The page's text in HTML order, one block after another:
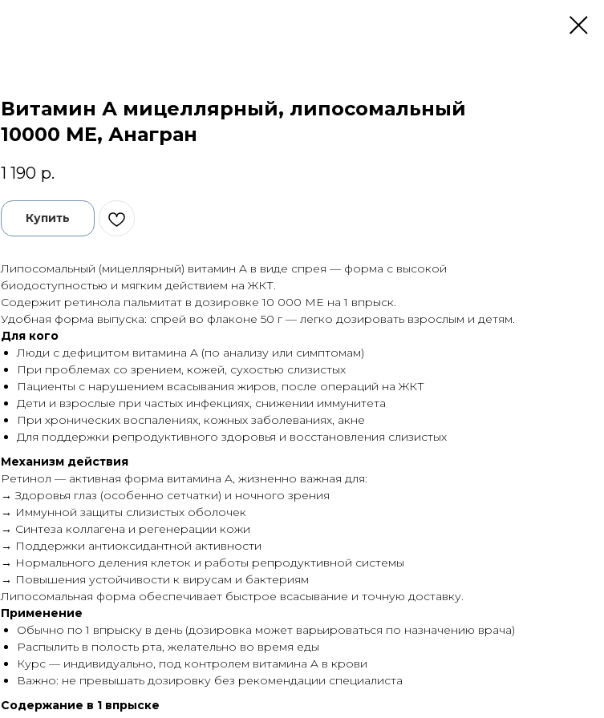
Витамин А мицеллярный, липосомальный
10000 МЕ, Анагран
1 190 р.
Купить
Липосомальный (мицеллярный) витамин A в виде спрея — форма с высокой
биодоступностью и мягким действием на ЖКТ.
Содержит ретинола пальмитат в дозировке 10 000 МЕ на 1 впрыск.
Удобная форма выпуска: спрей во флаконе 50 г — легко дозировать взрослым и детям.
Для кого
Люди с дефицитом витамина A (по анализу или симптомам)
При проблемах со зрением, кожей, сухостью слизистых
Пациенты с нарушением всасывания жиров, после операций на ЖКТ
Дети и взрослые при частых инфекциях, снижении иммунитета
При хронических воспалениях, кожных заболеваниях, акне
Для поддержки репродуктивного здоровья и восстановления слизистых
Механизм действия
Ретинол — активная форма витамина A, жизненно важная для:
→ Здоровья глаз (особенно сетчатки) и ночного зрения
→ Иммунной защиты слизистых оболочек
→ Синтеза коллагена и регенерации кожи
→ Поддержки антиоксидантной активности
→ Нормального деления клеток и работы репродуктивной системы
→ Повышения устойчивости к вирусам и бактериям
Липосомальная форма обеспечивает быстрое всасывание и точную доставку.
Применение
Обычно по 1 впрыску в день (дозировка может варьироваться по назначению врача)
Распылить в полость рта, желательно во время еды
Курс — индивидуально, под контролем витамина A в крови
Важно: не превышать дозировку без рекомендации специалиста
Содержание в 1 впрыске